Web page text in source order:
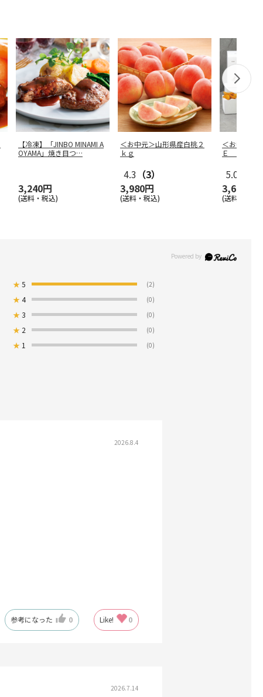
【冷凍】「JINBO MINAMI A
OYAMA」焼き目つ…
3,240円
(送料・税込)
＜お中元＞山形県産白桃２
ｋｇ
4.3 （3）
3,980円
(送料・税込)
＜お中元＞
Ｅ ＦＲＩ
5.0
3,600円
(送料・税込)
★5 (2)
★4 (0)
★3 (0)
★ 2 (0)
★ 1 (0)
2026.8.4
参考になった 0 Like! 0
2026.7.14